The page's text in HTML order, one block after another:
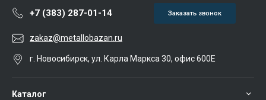
+7 (383) 287-01-14 Заказать звонок
zakaz@metallobazan.ru
г. Новосибирск, ул. Карла Маркса 30, офис 600Е
Каталог